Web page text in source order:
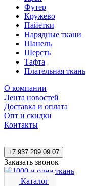
Футер
Кружево
Пайетки
Нарядные ткани
Шанель
Шерсть
Тафта
Плательная ткань
О компании
Лента новостей
Доставка и оплата
Опт и скидки
Контакты
+7 937 209 09 07
Заказать звонок
Каталог